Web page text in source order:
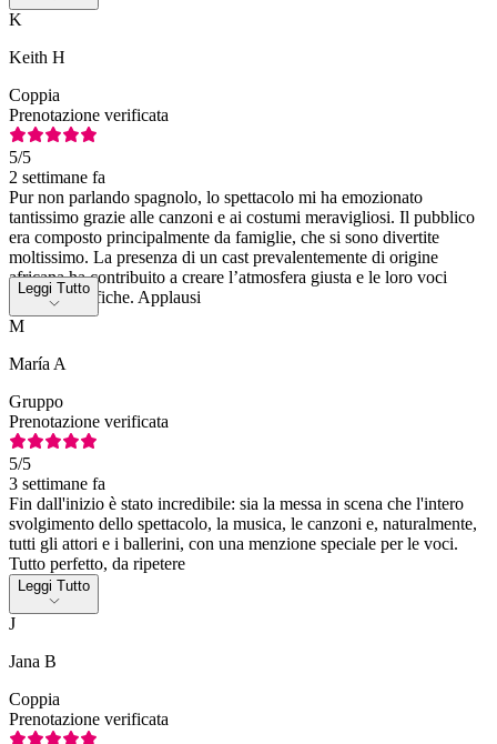
K
Keith H
Coppia
Prenotazione verificata
5/5
2 settimane fa
Pur non parlando spagnolo, lo spettacolo mi ha emozionato
tantissimo grazie alle canzoni e ai costumi meravigliosi. Il pubblico
era composto principalmente da famiglie, che si sono divertite
moltissimo. La presenza di un cast prevalentemente di origine
africana ha contribuito a creare l’atmosfera giusta e le loro voci
erano magnifiche. Applausi
Leggi Tutto
M
María A
Gruppo
Prenotazione verificata
5/5
3 settimane fa
Fin dall'inizio è stato incredibile: sia la messa in scena che l'intero
svolgimento dello spettacolo, la musica, le canzoni e, naturalmente,
tutti gli attori e i ballerini, con una menzione speciale per le voci.
Tutto perfetto, da ripetere
Leggi Tutto
J
Jana B
Coppia
Prenotazione verificata